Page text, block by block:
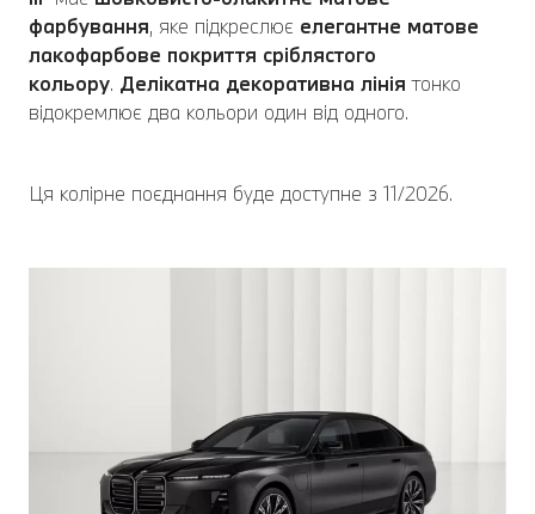
фарбування, яке підкреслює елегантне матове
лакофарбове покриття сріблястого
кольору. Делікатна декоративна лініятонко
відокремлює два кольори один від одного.
Ця колірне поєднання буде доступне з 11/2026.